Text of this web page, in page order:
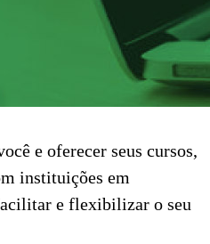
e oferecer seus cursos,
instituições em
e flexibilizar o seu